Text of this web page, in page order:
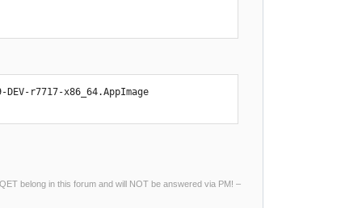
r7717-x86_64.AppImage
belong in this forum and will NOT be answered via PM! –